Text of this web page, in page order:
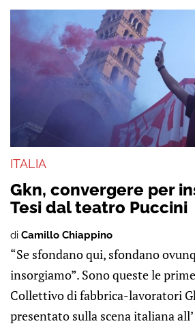
ITALIA
Gkn, convergere per
Tesi dal teatro Puccini
di Camillo Chiappino
“Se sfondano qui, sfondano
insorgiamo”. Sono queste le
Collettivo di fabbrica-lavoratori
presentato sulla scena italiana all’